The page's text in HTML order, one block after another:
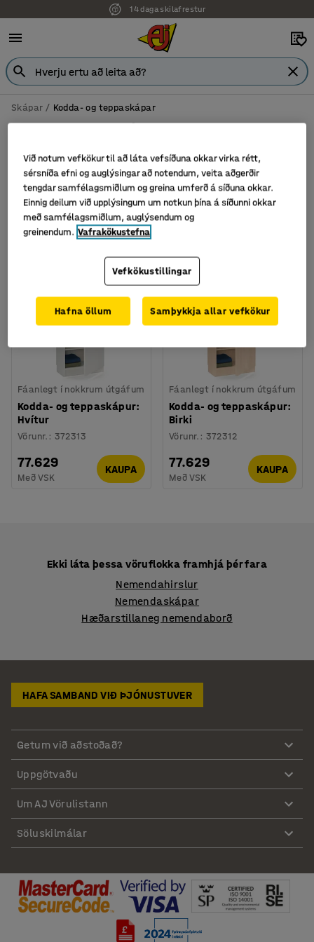
14 daga skilafrestur
Skápar Kodda- og teppaskápar
Kodda- og teppaskápar
Sía Flokka
2 vörur
Fáanlegt í nokkrum útgáfum
Kodda- og teppaskápur:
Hvítur
Vörunr. : 372313
77.629
Með VSK
KAUPA
Fáanlegt í nokkrum útgáfum
Kodda- og teppaskápur:
Birki
Vörunr. : 372312
77.629
Með VSK
KAUPA
Ekki láta þessa vöruflokka framhjá þér fara
Nemendahirslur
Nemendaskápar
Hæðarstillaneg nemendaborð
HAFA SAMBAND VIÐ ÞJÓNUSTUVER
Getum við aðstoðað?
Uppgötvaðu
Um AJ Vörulistann
Söluskilmálar
Við notum vefkökur til að láta vefsíðuna okkar virka rétt,
sérsníða efni og auglýsingar að notendum, veita aðgerðir
tengdar samfélagsmiðlum og greina umferð á síðuna okkar.
Einnig deilum við upplýsingum um notkun þína á síðunni okkar
með samfélagsmiðlum, auglýsendum og
greinendum. Vafrakökustefna
Vefkökustillingar
Hafna öllum Samþykkja allar vefkökur